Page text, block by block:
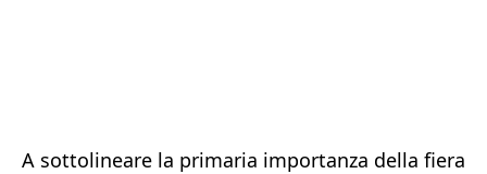
A sottolineare la primaria importanza della fiera